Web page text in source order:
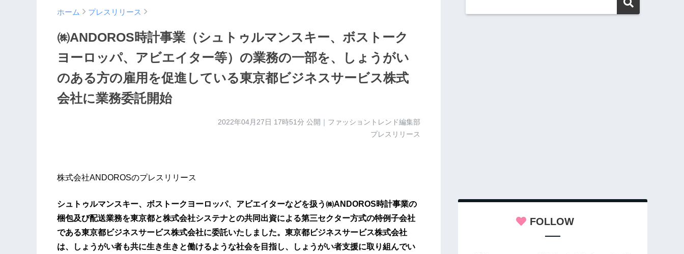
ホーム プレスリリース
㈱ANDOROS時計事業（シュトゥルマンスキー、ボストーク
ヨーロッパ、アビエイター等）の業務の一部を、しょうがい
のある方の雇用を促進している東京都ビジネスサービス株式
会社に業務委託開始
2022年04月27日 17時51分 公開｜ファッショントレンド編集部
プレスリリース
株式会社ANDOROSのプレスリリース
シュトゥルマンスキー、ボストークヨーロッパ、アビエイターなどを扱う㈱ANDOROS時計事業の
梱包及び配送業務を東京都と株式会社システナとの共同出資による第三セクター方式の特例子会社
である東京都ビジネスサービス株式会社に委託いたしました。東京都ビジネスサービス株式会社
は、しょうがい者も共に生き生きと働けるような社会を目指し、しょうがい者支援に取り組んでい
FOLLOW